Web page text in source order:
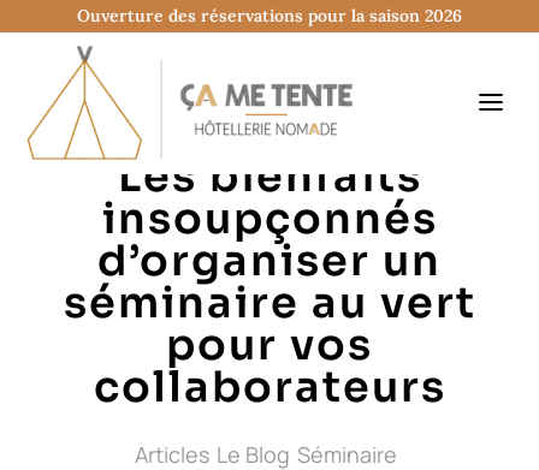
Ouverture des réservations pour la saison 2026
Les bienfaits
insoupçonnés
d’organiser un
séminaire au vert
pour vos
collaborateurs
Articles Le Blog Séminaire